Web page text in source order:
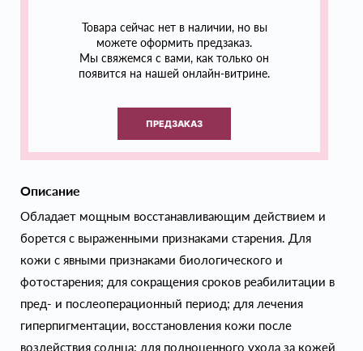
Товара сейчас нет в наличии, но вы
можете оформить предзаказ.
Мы свяжемся с вами, как только он
появится на нашей онлайн-витрине.
ПРЕДЗАКАЗ
Описание
Обладает мощным восстанавливающим действием и
борется с выраженными признаками старения. Для
кожи с явными признаками биологического и
фотостарения; для сокращения сроков реабилитации в
пред- и послеоперационный период; для лечения
гиперпигментации, восстановления кожи после
воздействия солнца; для полноценного ухода за кожей